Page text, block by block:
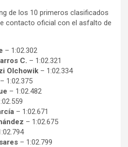
de los 10 primeros clasificados
contacto oficial con el asfalto de
– 1:02.302
C. – 1:02.321
Olchowik – 1:02.334
– 1:02.375
– 1:02.482
– 1:02.671
– 1:02.675
– 1:02.799